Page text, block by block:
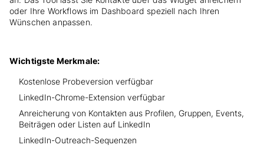
oder Ihre Workflows im Dashboard speziell nach Ihren
Wünschen anpassen.
Wichtigste Merkmale:
Kostenlose Probeversion verfügbar
LinkedIn-Chrome-Extension verfügbar
Anreicherung von Kontakten aus Profilen, Gruppen, Events,
Beiträgen oder Listen auf LinkedIn
LinkedIn-Outreach-Sequenzen